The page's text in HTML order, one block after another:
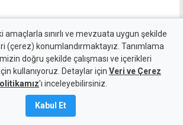
Dağ
bir bölümü trafiğe
amaçlarla sınırlı ve mevzuata uygun şekilde
(çerez) konumlandırmaktayız. Tanımlama
doğru şekilde çalışması ve içerikleri
kullanıyoruz. Detaylar için Veri ve Çerez
'ı inceleyebilirsiniz.
Kabul Et